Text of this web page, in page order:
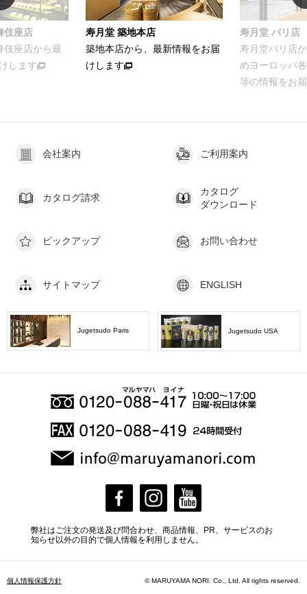
伎座店
伎座店から最
します
寿月堂 築地本店
築地本店から、最新情報をお届
けします
寿月堂 パリ店
寿月堂パリ店
めヨーロッパ
等の情報をお
会社案内 ご利用案内
カタログ請求
カタログ
ダウンロード
ピックアップ お問い合わせ
サイトマップ ENGLISH
Jugetsudo Paris Jugetsudo USA
弊社はご注文の発送及び問合わせ、商品情報、PR、サービスのお
知らせ以外の目的で個人情報を利用しません。
個人情報保護方針 © MARUYAMA NORI. Co., Ltd. All rights reserved.